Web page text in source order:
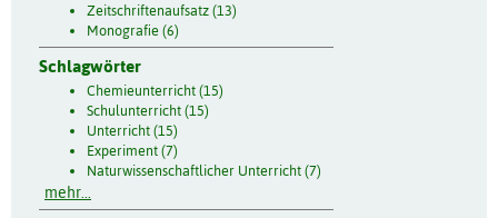
Zeitschriftenaufsatz (13)
Monografie (6)
Schlagwörter
Chemieunterricht (15)
Schulunterricht (15)
Unterricht (15)
Experiment (7)
Naturwissenschaftlicher Unterricht (7)
mehr...